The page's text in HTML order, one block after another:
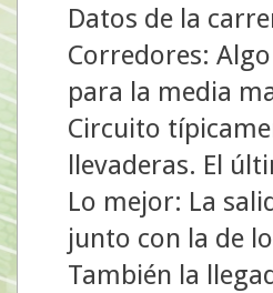
Datos de la
Corredores:
para la media
Circuito
llevaderas. El
Lo mejor: La
junto con la de
También la